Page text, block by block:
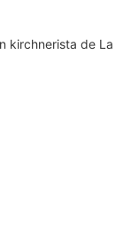
kirchnerista de La